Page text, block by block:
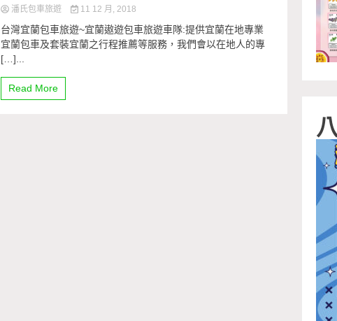
潘氏包車旅遊 11 12 月, 2018
台灣宜蘭包車旅遊~宜蘭遨遊包車旅遊車隊:提供宜蘭在地專業
宜蘭包車及套裝宜蘭之行程推薦等服務，我們會以在地人的專
[…]...
Read More